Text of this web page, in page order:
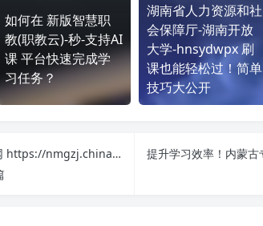
如何在 新版智慧职
教(职教云)-秒-支持AI
课 平台快速完成学
习任务？
湖南省人力资源和社
会保障厅-湖南开放
大学-hnsydwpx 刷
课也能轻松过！简单
技巧大公开
想提高 内蒙古人事人才服务网 https://nmgzj.chinahrt.cn/login.asp?platid=34 刷课效率？看看这些实用技巧